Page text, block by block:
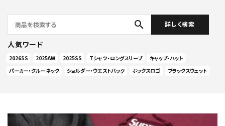
search 詳しく検索
人気ワード
2026SS 2025AW 2025SS Tシャツ・ロングスリーブ
キャップ・ハット
パーカー・クルーネック
ショルダー・ウエストバッグ ボックスロゴ ブラックスウェット